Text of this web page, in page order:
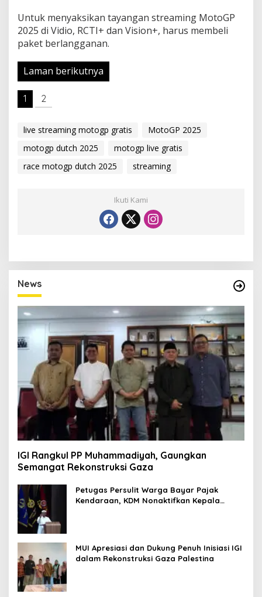
Untuk menyaksikan tayangan streaming MotoGP
2025 di Vidio, RCTI+ dan Vision+, harus membeli
paket berlangganan.
Laman berikutnya
1 2
live streaming motogp gratis
MotoGP 2025
motogp dutch 2025
motogp live gratis
race motogp dutch 2025
streaming
Ikuti Kami
News
IGI Rangkul PP Muhammadiyah, Gaungkan
Semangat Rekonstruksi Gaza
Petugas Persulit Warga Bayar Pajak
Kendaraan, KDM Nonaktifkan Kepala
MUI Apresiasi dan Dukung Penuh Inisiasi IGI
dalam Rekonstruksi Gaza Palestina